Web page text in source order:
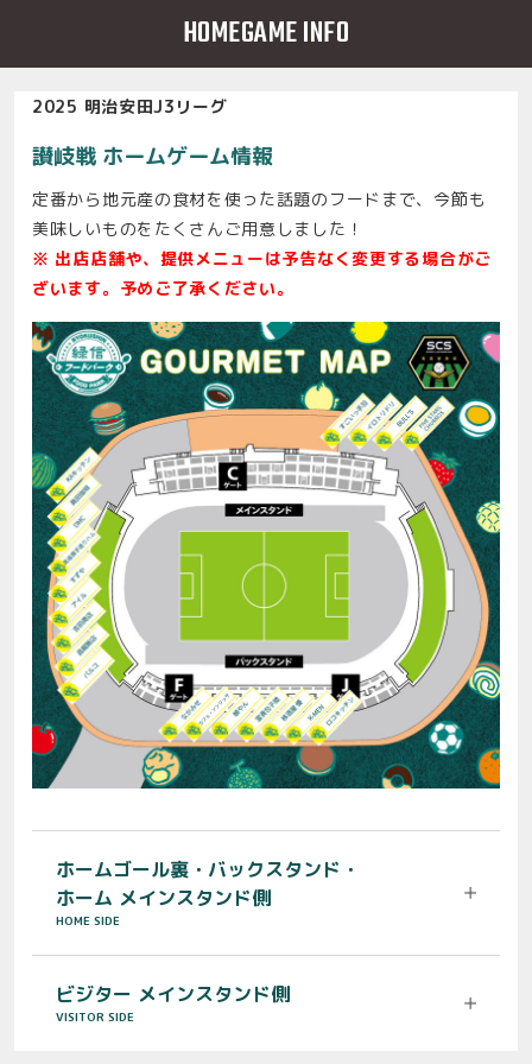
HOMEGAME INFO
2025 明治安田J3リーグ
讃岐戦 ホームゲーム情報
定番から地元産の食材を使った話題のフードまで、今節も
美味しいものをたくさんご用意しました！
※ 出店店舗や、提供メニューは予告なく変更する場合がご
ざいます。予めご了承ください。
ホームゴール裏・バックスタンド・
ホーム メインスタンド側
HOME SIDE
ビジター メインスタンド側
VISITOR SIDE